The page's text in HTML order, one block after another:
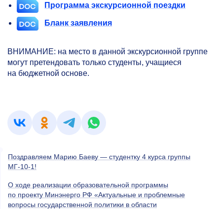
Программа экскурсионной поездки
Бланк заявления
ВНИМАНИЕ: на место в данной экскурсионной группе
могут претендовать только студенты, учащиеся
на бюджетной основе.
Поздравляем Марию Баеву — студентку 4 курса группы
МГ-10-1!
О ходе реализации образовательной программы
по проекту Минэнерго РФ «Актуальные и проблемные
вопросы государственной политики в области